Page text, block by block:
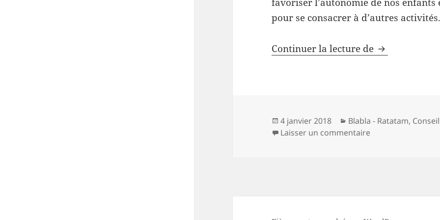
pour se consacrer à d’autres activités.
Continuer la lecture de Top des
Publié
le
4 janvier 2018 Catégories
Blabla - Ratatam,
Laisser un commentairesur Top des